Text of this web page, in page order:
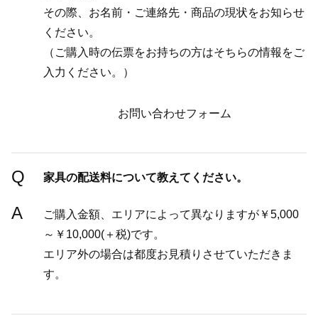
その際、お名前・ご連絡先・商品の現状をお知らせ
ください。
（ご購入時の伝票をお持ちの方はそちらの情報をご
入力ください。）
お問い合わせフォーム
Q 家具の配送料について教えてください。
A
ご購入金額、エリアによって異なりますが￥5,000
～￥10,000(＋税)です。
エリア外の場合は都度お見積りさせていただきま
す。